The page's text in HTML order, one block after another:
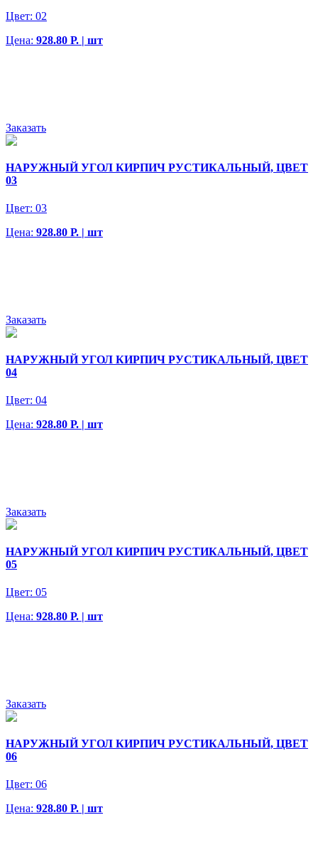
Цвет: 02
Цена: 928.80 Р. | шт
Заказать
НАРУЖНЫЙ УГОЛ КИРПИЧ РУСТИКАЛЬНЫЙ, ЦВЕТ
03
Цвет: 03
Цена: 928.80 Р. | шт
Заказать
НАРУЖНЫЙ УГОЛ КИРПИЧ РУСТИКАЛЬНЫЙ, ЦВЕТ
04
Цвет: 04
Цена: 928.80 Р. | шт
Заказать
НАРУЖНЫЙ УГОЛ КИРПИЧ РУСТИКАЛЬНЫЙ, ЦВЕТ
05
Цвет: 05
Цена: 928.80 Р. | шт
Заказать
НАРУЖНЫЙ УГОЛ КИРПИЧ РУСТИКАЛЬНЫЙ, ЦВЕТ
06
Цвет: 06
Цена: 928.80 Р. | шт